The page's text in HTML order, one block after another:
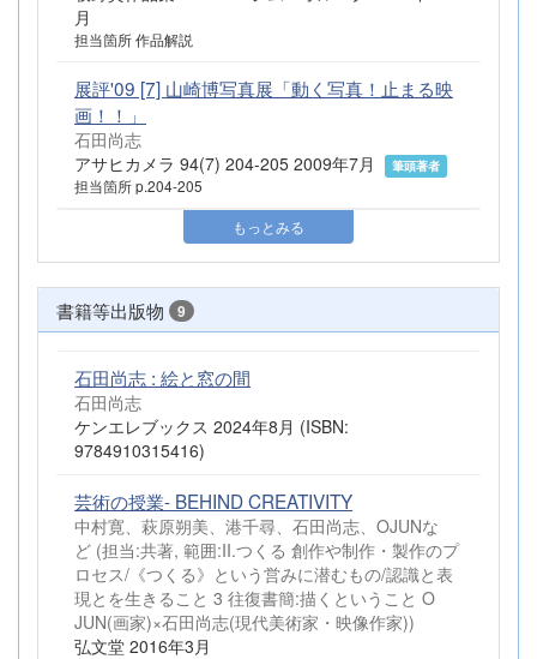
月
担当箇所 作品解説
展評'09 [7] 山崎博写真展「動く写真！止まる映
画！！」
石田尚志
アサヒカメラ 94(7) 204-205 2009年7月
筆頭著者
担当箇所 p.204-205
もっとみる
書籍等出版物 9
石田尚志 : 絵と窓の間
石田尚志
ケンエレブックス 2024年8月 (ISBN:
9784910315416)
芸術の授業- BEHIND CREATIVITY
中村寛、萩原朔美、港千尋、石田尚志、OJUNな
ど (担当:共著, 範囲:II.つくる 創作や制作・製作のプ
ロセス/《つくる》という営みに潜むもの/認識と表
現とを生きること 3 往復書簡:描くということ O
JUN(画家)×石田尚志(現代美術家・映像作家))
弘文堂 2016年3月